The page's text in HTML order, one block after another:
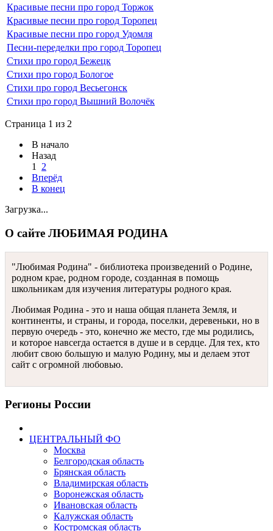
Красивые песни про город Торжок
Красивые песни про город Торопец
Красивые песни про город Удомля
Песни-переделки про город Торопец
Стихи про город Бежецк
Стихи про город Бологое
Стихи про город Весьегонск
Стихи про город Вышний Волочёк
Страница 1 из 2
В начало
Назад
1
2
Вперёд
В конец
Загрузка...
О сайте ЛЮБИМАЯ РОДИНА
"Любимая Родина" - библиотека произведений о Родине,
родном крае, родном городе, созданная в помощь
школьникам для изучения литературы родного края.
Любимая Родина - это и наша общая планета Земля, и
континенты, и страны, и города, поселки, деревеньки, но в
первую очередь - это, конечно же место, где мы родились,
и которое навсегда остается в душе и в сердце. Для тех, кто
любит свою большую и малую Родину, мы и делаем этот
сайт с огромной любовью.
Регионы России
ЦЕНТРАЛЬНЫЙ ФО
Москва
Белгородская область
Брянская область
Владимирская область
Воронежская область
Ивановская область
Калужская область
Костромская область